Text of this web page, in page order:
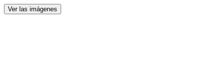
Ver las imágenes